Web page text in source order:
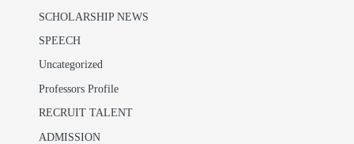
SCHOLARSHIP NEWS
SPEECH
Uncategorized
Professors Profile
RECRUIT TALENT
ADMISSION